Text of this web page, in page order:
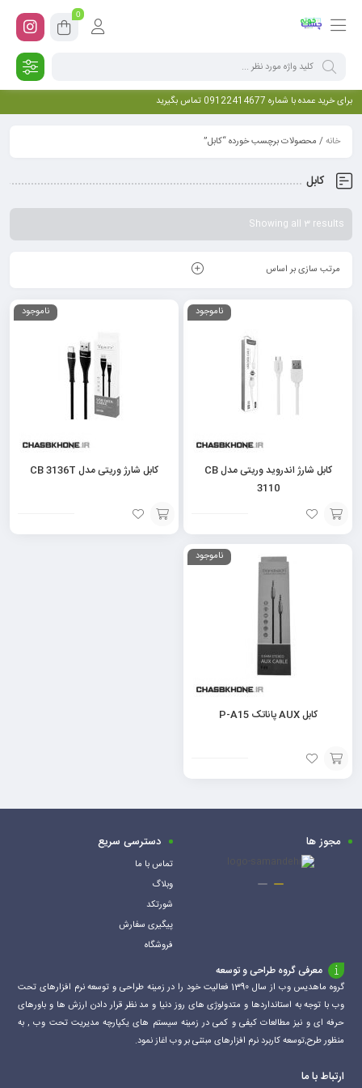
0
برای خرید عمده با شماره 09122414677 تماس بگیرید
خانه/ محصولات برچسب خورده “کابل”
کابل
Showing all 3 results
مرتب سازی بر اساس
ناموجود
کابل شارژ اندروید وریتی مدل CB
3110
افزودن
ناموجود
کابل شارژ وریتی مدل CB 3136T
افزودن
ناموجود
کابل AUX پاناتک P-A15
افزودن
به
مجوز ها دسترسی سریع
تماس با ما
وبلاگ
شورتکد
پیگیری سفارش
فروشگاه
معرفی گروه طراحی و توسعه
گروه ماهدیس وب از سال 1390 فعالیت خود را در زمینه طراحی و توسعه نرم افزارهای تحت
وب با توجه به استانداردها و متدولوژی های روز دنیا و مد نظر قرار دادن ارزش ها و باورهای
حرفه ای و نیز مطالعات کیفی و کمی در زمینه سیستم های یکپارچه مدیریت تحت وب , به
منظور طرح,توسعه کاربرد نرم افزارهای مبتنی بر وب اغاز نمود.
ارتباط با ما